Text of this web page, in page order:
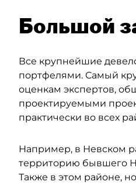
Большой
Все крупнейшие
портфелями. Самый
оценкам экспертов,
проектируемыми
практически во всех
Например, в Невском
территорию бывшего
Также в этом районе,